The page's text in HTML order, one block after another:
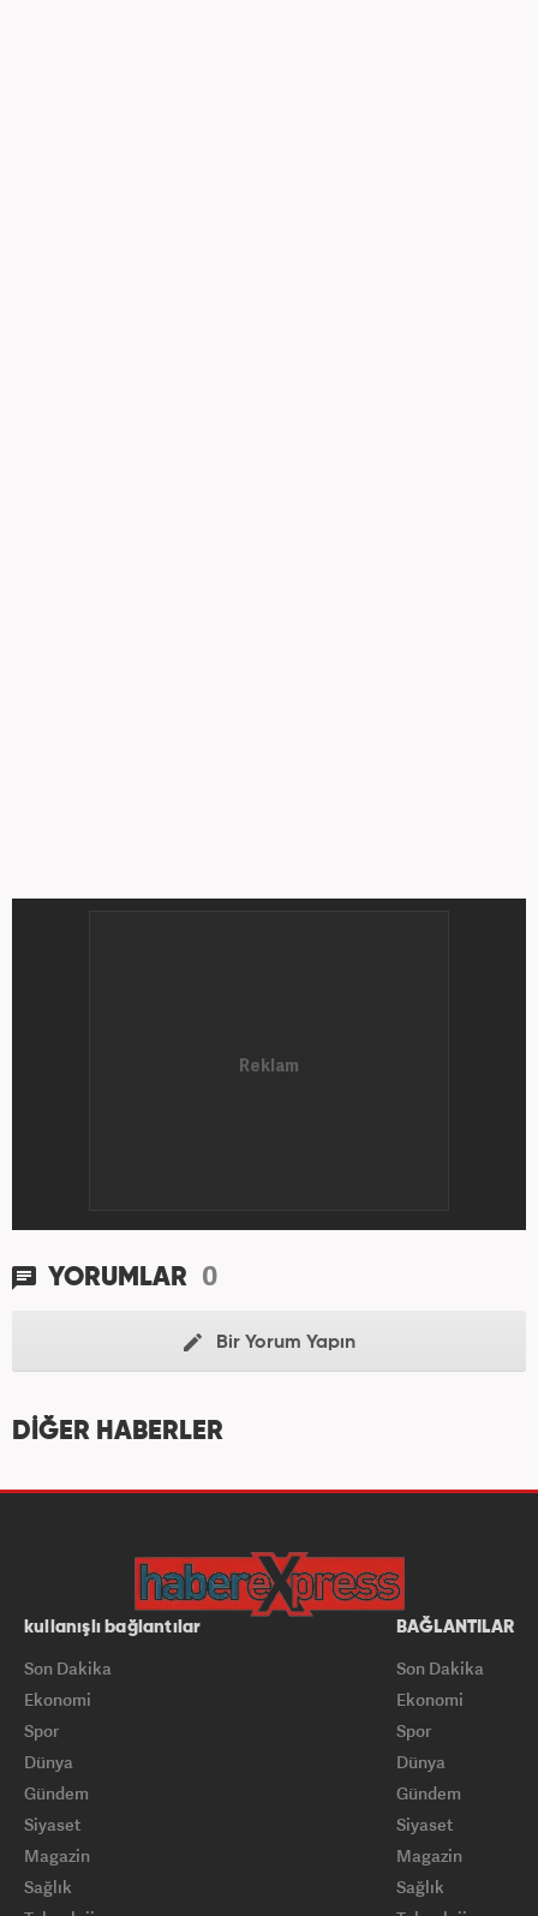
YORUMLAR 0
Bir Yorum Yapın
DİĞER HABERLER
kullanışlı bağlantılar
Son Dakika
Ekonomi
Spor
Dünya
Gündem
Siyaset
Magazin
Sağlık
BAĞLANTILAR
Son Dakika
Ekonomi
Spor
Dünya
Gündem
Siyaset
Magazin
Sağlık